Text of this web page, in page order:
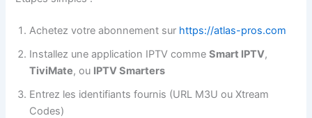
Achetez votre abonnement sur https://atlas-pros.com
Installez une application IPTV commeSmart IPTV,
TiviMate, ou IPTV Smarters
Entrez les identifiants fournis (URL M3U ou Xtream
Codes)